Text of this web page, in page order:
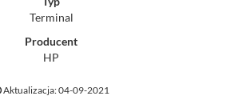
Terminal
Producent
HP
Aktualizacja: 04-09-2021